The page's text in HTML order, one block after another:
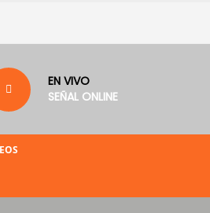
EN VIVO
SEÑAL ONLINE